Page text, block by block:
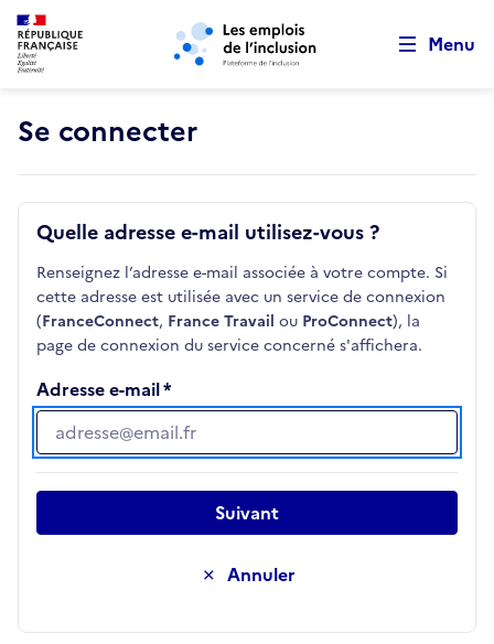
Aller au menu principal Aller au contenu principal
Menu
Se connecter
Quelle adresse e-mail utilisez-vous ?
Renseignez l’adresse e-mail associée à votre compte. Si
cette adresse est utilisée avec un service de connexion
(FranceConnect, France Travail ou ProConnect), la
page de connexion du service concerné s'affichera.
Adresse e-mail
Adresse e-mail
Annuler
Suivant
Retour au début de la page
Panneau de gestion des cookies